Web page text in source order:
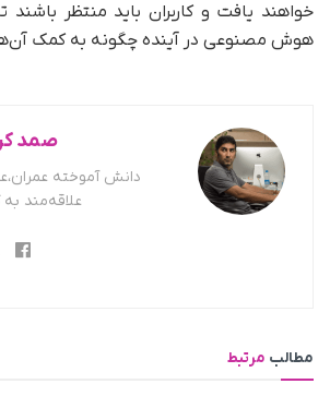
خواهند یافت و کاربران باید منتظر باشند
هوش مصنوعی در آینده چگونه به کمک
صمد
دانش آموخته
علاقه‌مند به
مطالب مرتبط